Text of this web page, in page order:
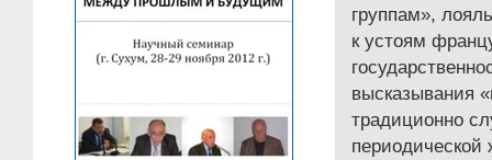
группам»,
к устоям
высказывания
традиционно
периодической